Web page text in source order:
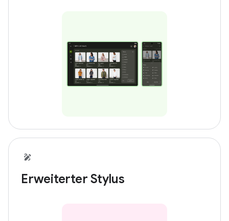
Erweiterter Stylus